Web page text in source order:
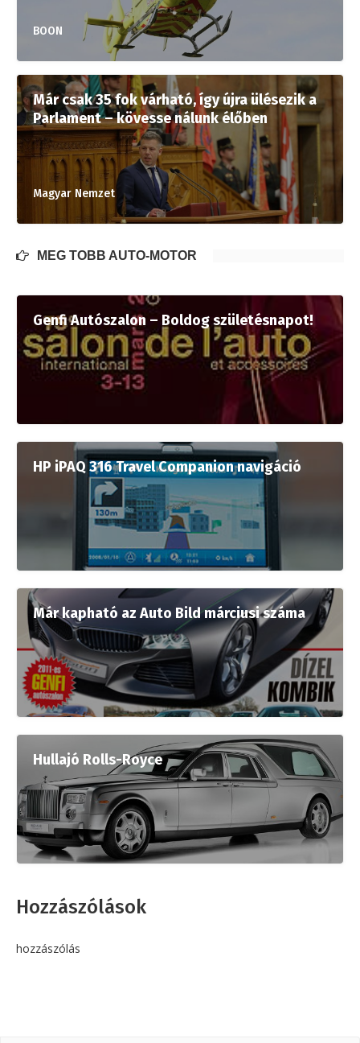
BOON
Már csak 35 fok várható, így újra ülésezik a
Parlament – kövesse nálunk élőben
Magyar Nemzet
MÉG TÖBB AUTÓ-MOTOR
Genfi Autószalon – Boldog születésnapot!
HP iPAQ 316 Travel Companion navigáció
Már kapható az Auto Bild márciusi száma
Hullajó Rolls-Royce
Hozzászólások
hozzászólás